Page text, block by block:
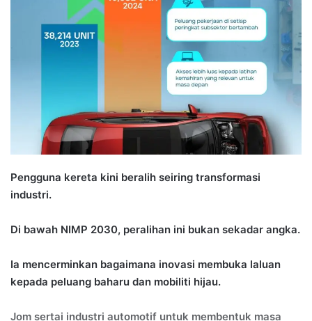
d
a
n
l
Pengguna kereta kini beralih seiring transformasi
industri.
Di bawah NIMP 2030, peralihan ini bukan sekadar angka.
Ia mencerminkan bagaimana inovasi membuka laluan
kepada peluang baharu dan mobiliti hijau.
Jom sertai industri automotif untuk membentuk masa